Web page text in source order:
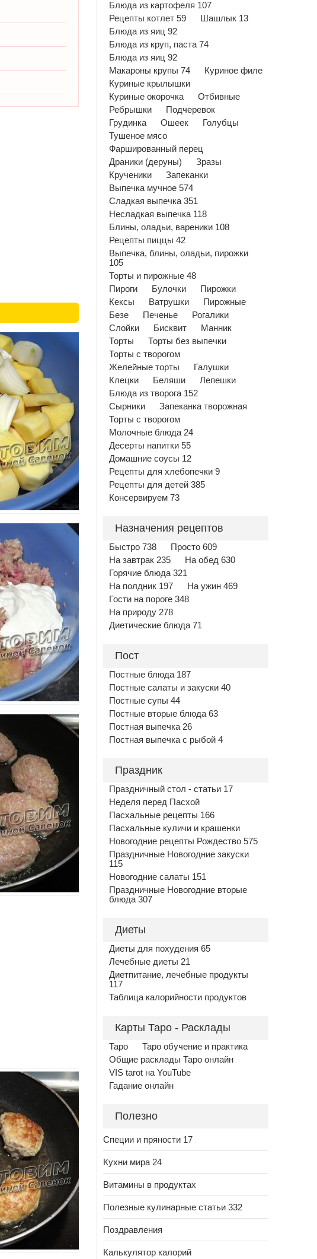
Блюда из картофеля 107
Рецепты котлет 59
Шашлык 13
Блюда из яиц 92
Блюда из круп, паста 74
Блюда из яиц 92
Макароны крупы 74
Куриное филе
Куриные крылышки
Куриные окорочка
Отбивные
Ребрышки
Подчеревок
Грудинка
Ошеек
Голубцы
Тушеное мясо
Фаршированный перец
Драники (деруны)
Зразы
Крученики
Запеканки
Выпечка мучное 574
Сладкая выпечка 351
Несладкая выпечка 118
Блины, оладьи, вареники 108
Рецепты пиццы 42
Выпечка, блины, оладьи, пирожки
105
Торты и пирожные 48
Пироги
Булочки
Пирожки
Кексы
Ватрушки
Пирожные
Безе
Печенье
Рогалики
Слойки
Бисквит
Манник
Торты
Торты без выпечки
Торты с творогом
Желейные торты
Галушки
Клецки
Беляши
Лепешки
Блюда из творога 152
Сырники
Запеканка творожная
Торты с творогом
Молочные блюда 24
Десерты напитки 55
Домашние соусы 12
Рецепты для хлебопечки 9
Рецепты для детей 385
Консервируем 73
Назначения рецептов
Быстро 738
Просто 609
На завтрак 235
На обед 630
Горячие блюда 321
На полдник 197
На ужин 469
Гости на пороге 348
На природу 278
Диетические блюда 71
Пост
Постные блюда 187
Постные салаты и закуски 40
Постные супы 44
Постные вторые блюда 63
Постная выпечка 26
Постная выпечка с рыбой 4
Праздник
Праздничный стол - статьи 17
Неделя перед Пасхой
Пасхальные рецепты 166
Пасхальные куличи и крашенки
Новогодние рецепты Рождество 575
Праздничные Новогодние закуски
115
Новогодние салаты 151
Праздничные Новогодние вторые
блюда 307
Диеты
Диеты для похудения 65
Лечебные диеты 21
Диетпитание, лечебные продукты
117
Таблица калорийности продуктов
Карты Таро - Расклады
Таро
Таро обучение и практика
Общие расклады Таро онлайн
VIS tarot на YouTube
Гадание онлайн
Полезно
Специи и пряности 17
Кухни мира 24
Витамины в продуктах
Полезные кулинарные статьи 332
Поздравления
Калькулятор калорий